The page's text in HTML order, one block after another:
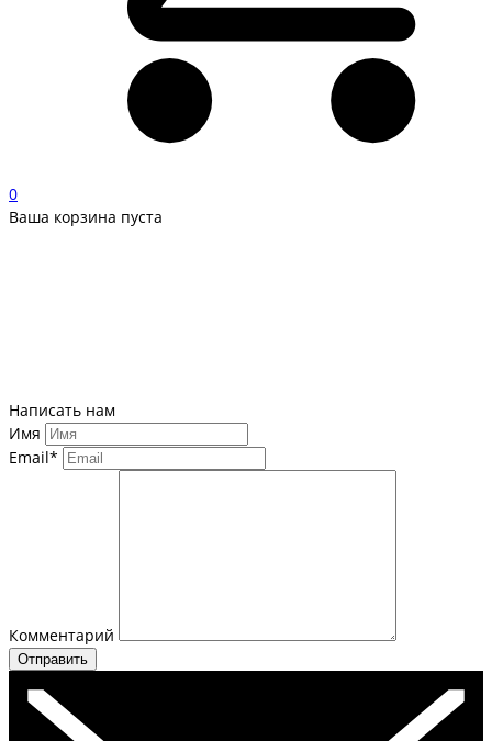
0
Ваша корзина пуста
Написать нам
Имя
Email*
Комментарий
Отправить